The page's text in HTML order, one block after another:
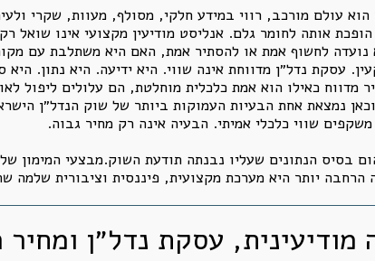
הוא עולם מורכב, רווי במידע חלקי, מסולף, מעוות, שקרי
אותה לחומר גלם. אנליסט מודיעין מקצועי אינו שואל
נועדה לחשוף אמת או להסתיר אמת, האם היא משתלבת עם
עסקת נדל״ן מדווחת אינה שווי. היא ידיעה. היא נתון.
מדווח כאילו הוא אמת כלכלית מוחלטת, הם עלולים ליפול
נמצאת אחת הבעיות העמוקות ביותר של שוק הנדל״ן
שווי כלכלי אמיתי. הבעיה אינה רק מחיר גבוה.
בסיס הנתונים שעליו נבנתה תודעת השוק.מבצעי המימון
הרחבה יותר היא מערכת מקצועית, פיננסית וציבורית שלמה